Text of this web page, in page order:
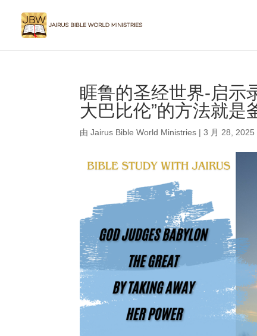
睚鲁的圣经世界-启示
大巴比伦”的方法就是
由Jairus Bible World Ministries |3 月 28, 2025